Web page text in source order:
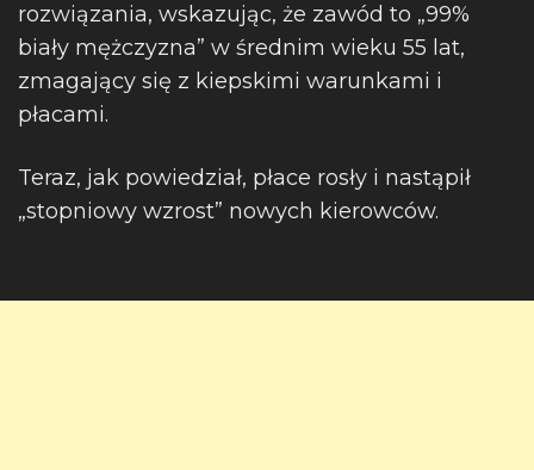
rozwiązania, wskazując, że zawód to „99%
biały mężczyzna” w średnim wieku 55 lat,
zmagający się z kiepskimi warunkami i
płacami.
Teraz, jak powiedział, płace rosły i nastąpił
„stopniowy wzrost” nowych kierowców.